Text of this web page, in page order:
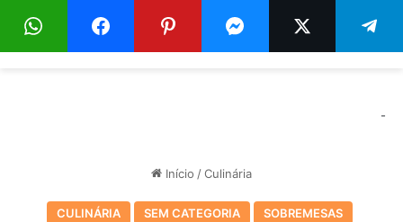
Menu
-
Início /Culinária
CULINÁRIA SEM CATEGORIA SOBREMESAS